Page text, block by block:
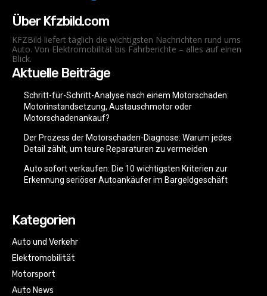
Über Kfzbild.com
KFZBild liefert täglich die wichtigsten Nachrichten rund ums
Auto. Von Elektromobilität bis Fahrberichte – alles auf einen
Blick.
Aktuelle Beiträge
Schritt-für-Schritt-Analyse nach einem Motorschaden:
Motorinstandsetzung, Austauschmotor oder
Motorschadenankauf?
Der Prozess der Motorschaden-Diagnose: Warum jedes
Detail zählt, um teure Reparaturen zu vermeiden
Auto sofort verkaufen: Die 10 wichtigsten Kriterien zur
Erkennung seriöser Autoankäufer im Bargeldgeschäft
Kategorien
Auto und Verkehr
Elektromobilität
Motorsport
Auto News